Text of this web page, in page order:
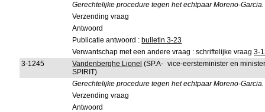
Gerechtelijke procedure tegen het echtpaar Moreno-Garcia.
Verzending vraag
Antwoord
Publicatie antwoord : bulletin 3-23
Verwantschap met een andere vraag : schriftelijke vraag3-
3-1245
Vandenberghe Lionel (SP.A-
SPIRIT)
vice-eersteminister en
Gerechtelijke procedure tegen het echtpaar Moreno-Garcia.
Verzending vraag
Antwoord